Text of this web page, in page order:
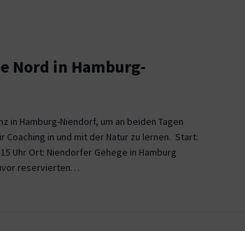
Nord in Hamburg-
in Hamburg-Niendorf, um an beiden Tagen
in und mit der Natur zu lernen. Start:
Uhr Ort: Niendorfer Gehege in Hamburg
reservierten…